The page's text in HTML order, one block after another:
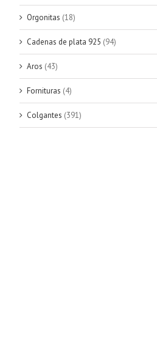
Orgonitas (18)
Cadenas de plata 925 (94)
Aros (43)
Fornituras (4)
Colgantes (391)